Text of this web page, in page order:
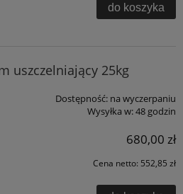
do koszyka
uszczelniający 25kg
Dostępność: na wyczerpaniu
Wysyłka w:48 godzin
680,00 zł
Cena netto: 552,85 zł